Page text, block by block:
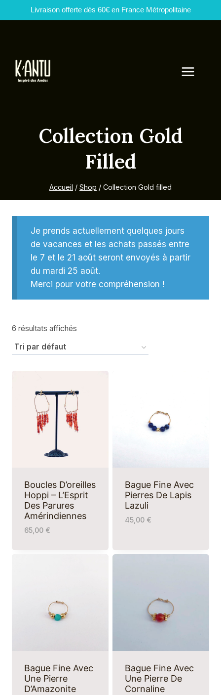
Livraison offerte dès 60€ en France Métropolitaine
Collection Gold
Filled
Accueil / Shop / Collection Gold filled
Je prends actuellement quelques jours
de vacances et les achats passés entre
le 7 et le 21 août seront envoyés à partir
du mardi 25 août.
Merci pour votre compréhension !
6 résultats affichés
Boucles D’oreilles
Hoppi – L’Esprit
Des Parures
Amérindiennes
65,00 €
Bague Fine Avec
Pierres De Lapis
Lazuli
45,00 €
Bague Fine Avec
Une Pierre
D’Amazonite
Bague Fine Avec
Une Pierre De
Cornaline